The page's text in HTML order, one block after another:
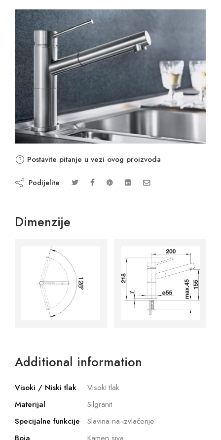
Postavite pitanje u vezi ovog proizvoda
Podijelite
Dimenzije
Additional information
Visoki / Niski tlak
Visoki tlak
Materijal
Silgranit
Specijalne funkcije
Slavina na izvlačenje